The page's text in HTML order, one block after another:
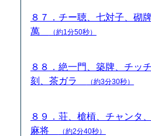
８７．チー聴、七対子、砌
萬
（約1分50秒）
８８．絶一門、築牌、チッ
刻、茶ガラ
（約3分30秒）
８９．荘、槍槓、チャンタ
麻将
（約2分40秒）